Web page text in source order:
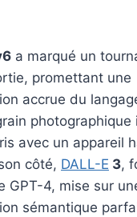
a marqué un
promettant une
accrue du
photographique
avec un appareil
côté, DALL-E 3,
GPT-4, mise sur
sémantique